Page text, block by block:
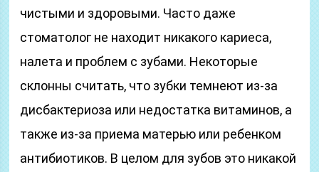
чистыми и здоровыми. Часто даже
стоматолог не находит никакого кариеса,
налета и проблем с зубами. Некоторые
склонны считать, что зубки темнеют из-за
дисбактериоза или недостатка витаминов, а
также из-за приема матерью или ребенком
антибиотиков. В целом для зубов это никакой